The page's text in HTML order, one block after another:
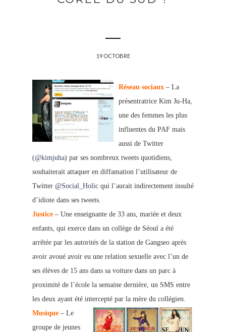
19 OCTOBRE
Réseau sociaux – La
présentratrice Kim Ju-Ha,
une des femmes les plus
influentes du PAF mais
aussi de Twitter
(@kimjuha) par ses nombreux tweets quotidiens,
souhaiterait attaquer en diffamation l’utilisateur de
Twitter @Social_Holic qui l’aurait indirectement insulté
d’idiote dans ses tweets.
Justice – Une enseignante de 33 ans, mariée et deux
enfants, qui exerce dans un collège de Séoul a été
arrêtée par les autorités de la station de Gangseo après
avoir avoué avoir eu une relation sexuelle avec l’un de
ses élèves de 15 ans dans sa voiture dans un parc à
proximité de l’école la semaine dernière, un SMS entre
les deux ayant été intercepté par la mère du collégien.
Musique – Le
groupe de jeunes